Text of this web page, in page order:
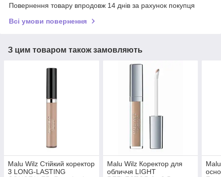
Повернення товару впродовж 14 днів за рахунок покупця
Всі умови повернення
З цим товаром також замовляють
Malu Wilz Стійкий коректор
3 LONG-LASTING
Malu Wilz Коректор для
обличчя LIGHT